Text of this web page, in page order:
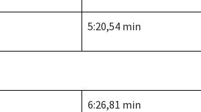
5:20,54 min
6:26,81 min